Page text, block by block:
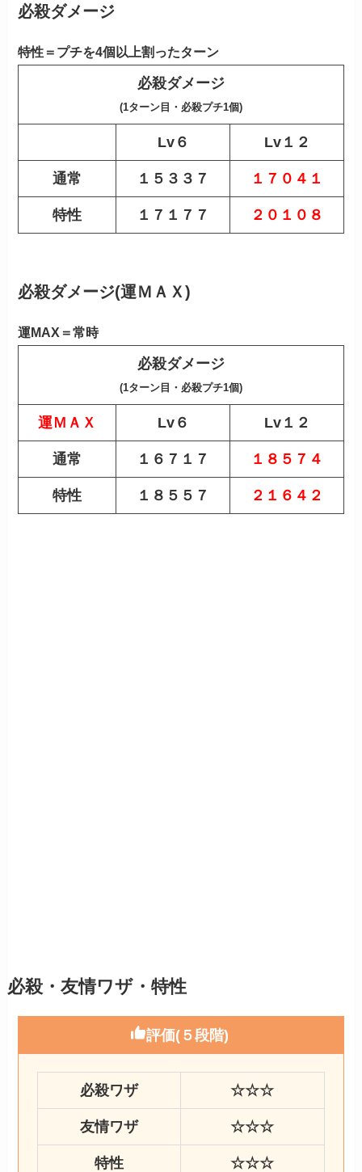
必殺ダメージ
特性＝プチを4個以上割ったターン
必殺ダメージ
(1ターン目・必殺プチ1個)
Lv６ Lv１２
通常 １５３３７ １７０４１
特性 １７１７７ ２０１０８
必殺ダメージ(運ＭＡＸ)
運MAX＝常時
必殺ダメージ
(1ターン目・必殺プチ1個)
運ＭＡＸ Lv６ Lv１２
通常 １６７１７ １８５７４
特性 １８５５７ ２１６４２
必殺・友情ワザ・特性
評価(５段階)
必殺ワザ ☆☆☆
友情ワザ ☆☆☆
特性 ☆☆☆